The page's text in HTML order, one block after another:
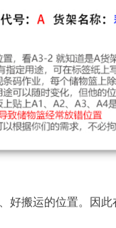
好搬运的位置。因